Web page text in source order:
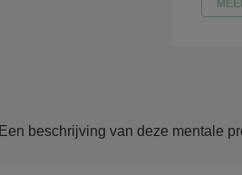
Een beschrijving van deze mentale